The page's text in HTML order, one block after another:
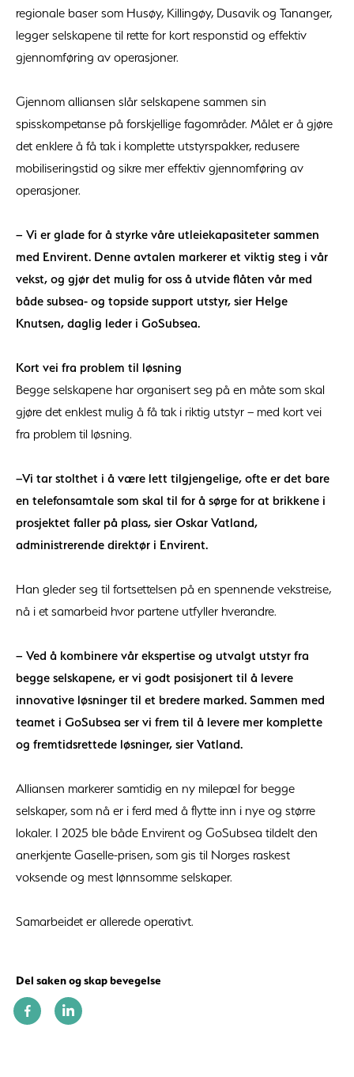
regionale baser som Husøy, Killingøy, Dusavik og Tananger,
legger selskapene til rette for kort responstid og effektiv
gjennomføring av operasjoner.
Gjennom alliansen slår selskapene sammen sin
spisskompetanse på forskjellige fagområder. Målet er å gjøre
det enklere å få tak i komplette utstyrspakker, redusere
mobiliseringstid og sikre mer effektiv gjennomføring av
operasjoner.
– Vi er glade for å styrke våre utleiekapasiteter sammen
med Envirent. Denne avtalen markerer et viktig steg i vår
vekst, og gjør det mulig for oss å utvide flåten vår med
både subsea- og topside support utstyr, sier Helge
Knutsen, daglig leder i GoSubsea.
Kort vei fra problem til løsning
Begge selskapene har organisert seg på en måte som skal
gjøre det enklest mulig å få tak i riktig utstyr – med kort vei
fra problem til løsning.
–Vi tar stolthet i å være lett tilgjengelige, ofte er det bare
en telefonsamtale som skal til for å sørge for at brikkene i
prosjektet faller på plass, sier Oskar Vatland,
administrerende direktør i Envirent.
Han gleder seg til fortsettelsen på en spennende vekstreise,
nå i et samarbeid hvor partene utfyller hverandre.
– Ved å kombinere vår ekspertise og utvalgt utstyr fra
begge selskapene, er vi godt posisjonert til å levere
innovative løsninger til et bredere marked. Sammen med
teamet i GoSubsea ser vi frem til å levere mer komplette
og fremtidsrettede løsninger, sier Vatland.
Alliansen markerer samtidig en ny milepæl for begge
selskaper, som nå er i ferd med å flytte inn i nye og større
lokaler. I 2025 ble både Envirent og GoSubsea tildelt den
anerkjente Gaselle-prisen, som gis til Norges raskest
voksende og mest lønnsomme selskaper.
Samarbeidet er allerede operativt.
Del saken og skap bevegelse